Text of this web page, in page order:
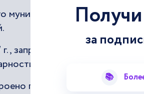
муниципального жилья
запрещавший трудовые
государство «всеобщего
за
📚